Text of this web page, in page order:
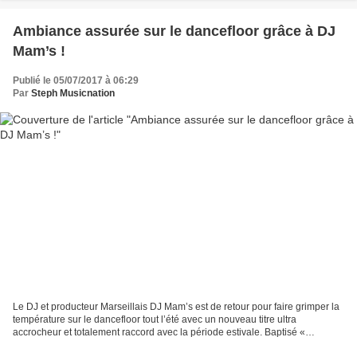
Ambiance assurée sur le dancefloor grâce à DJ
Mam’s !
Publié le 05/07/2017 à 06:29
Par Steph Musicnation
Le DJ et producteur Marseillais DJ Mam’s est de retour pour faire grimper la
température sur le dancefloor tout l’été avec un nouveau titre ultra
accrocheur et totalement raccord avec la période estivale. Baptisé «